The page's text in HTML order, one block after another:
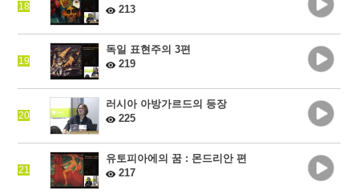
18
213
19
독일 표현주의 3편
219
20
러시아 아방가르드의 등장
225
21
유토피아에의 꿈 : 몬드리안 편
217